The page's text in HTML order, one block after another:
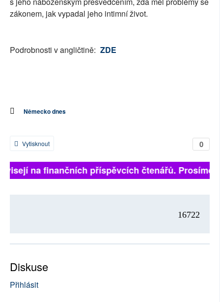
zákonem, jak vypadal jeho intimní život.
Podrobnosti v angličtině: ZDE
Německo dnes
0
Vytisknout
na finančních příspěvcích čtenářů. Prosíme,
16722
Diskuse
Přihlásit